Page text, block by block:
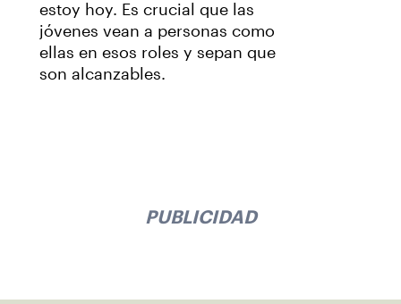
estoy hoy. Es crucial que las
jóvenes vean a personas como
ellas en esos roles y sepan que
son alcanzables.
PUBLICIDAD